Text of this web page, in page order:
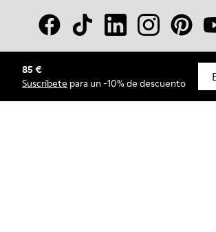
85 €
Suscríbete para un -10% de descuento
© Camper, 2026